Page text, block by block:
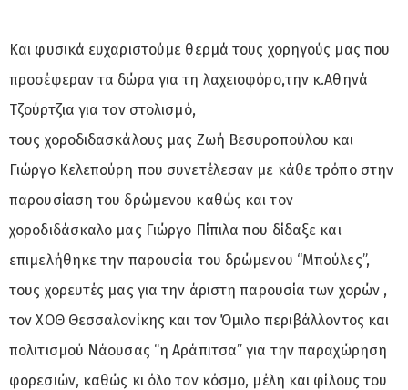
Και φυσικά ευχαριστούμε θερμά τους χορηγούς μας που
προσέφεραν τα δώρα για τη λαχειοφόρο,την κ.Αθηνά
Τζούρτζια για τον στολισμό,
τους χοροδιδασκάλους μας Ζωή Βεσυροπούλου και
Γιώργο Κελεπούρη που συνετέλεσαν με κάθε τρόπο στην
παρουσίαση του δρώμενου καθώς και τον
χοροδιδάσκαλο μας Γιώργο Πίπιλα που δίδαξε και
επιμελήθηκε την παρουσία του δρώμενου “Μπούλες”,
τους χορευτές μας για την άριστη παρουσία των χορών ,
τον ΧΟΘ Θεσσαλονίκης και τον Όμιλο περιβάλλοντος και
πολιτισμού Νάουσας “η Αράπιτσα” για την παραχώρηση
φορεσιών, καθώς κι όλο τον κόσμο, μέλη και φίλους του